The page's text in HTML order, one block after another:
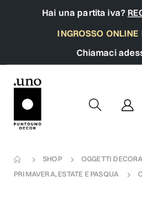
Hai una partita iva?
INGROSSO
Chiamaci
SHOP
OGGETTI
PRIMAVERA, ESTATE E PASQUA